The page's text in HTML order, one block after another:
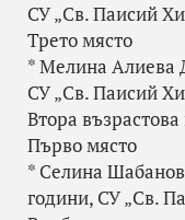
СУ „Св. Паисий
Трето място
* Мелина Алиева
СУ „Св. Паисий
Втора
Първо място
* Селина
години, СУ „Св.